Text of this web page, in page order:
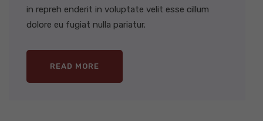
in repreh enderit in voluptate velit esse cillum
dolore eu fugiat nulla pariatur.
READ MORE